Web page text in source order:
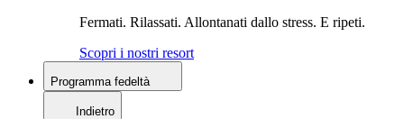
Fermati. Rilassati. Allontanati dallo stress. E ripeti.
Scopri i nostri resort
Programma fedeltà
Indietro